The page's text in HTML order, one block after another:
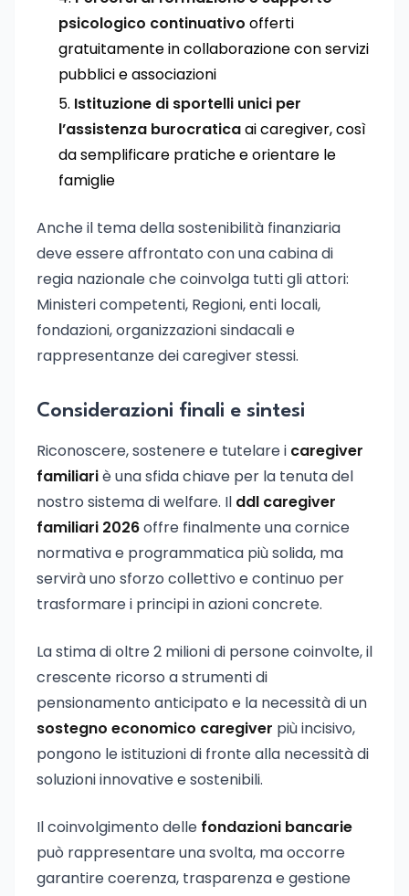
psicologico continuativo offerti
gratuitamente in collaborazione con servizi
pubblici e associazioni
Istituzione di sportelli unici per
l’assistenza burocraticaai caregiver, così
da semplificare pratiche e orientare le
famiglie
Anche il tema della sostenibilità finanziaria
deve essere affrontato con una cabina di
regia nazionale che coinvolga tutti gli attori:
Ministeri competenti, Regioni, enti locali,
fondazioni, organizzazioni sindacali e
rappresentanze dei caregiver stessi.
Considerazioni finali e sintesi
Riconoscere, sostenere e tutelare i caregiver
familiariè una sfida chiave per la tenuta del
nostro sistema di welfare. Il ddl caregiver
familiari 2026offre finalmente una cornice
normativa e programmatica più solida, ma
servirà uno sforzo collettivo e continuo per
trasformare i principi in azioni concrete.
La stima di oltre 2 milioni di persone coinvolte, il
crescente ricorso a strumenti di
pensionamento anticipato e la necessità di un
sostegno economico caregiver più incisivo,
pongono le istituzioni di fronte alla necessità di
soluzioni innovative e sostenibili.
Il coinvolgimento delle fondazioni bancarie
può rappresentare una svolta, ma occorre
garantire coerenza, trasparenza e gestione